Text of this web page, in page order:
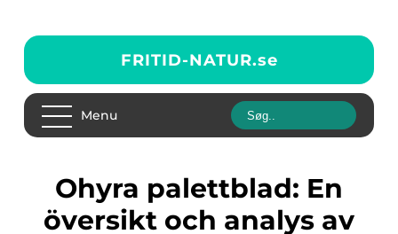
FRITID-NATUR.se
Menu
Ohyra palettblad: En
översikt och analys av